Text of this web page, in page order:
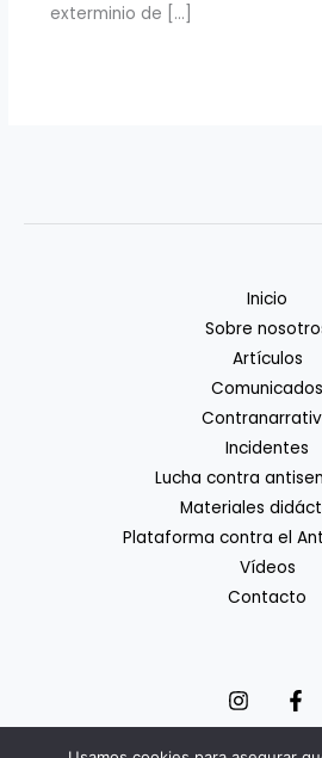
exterminio de […]
Inicio
Sobre
Artículos
Comunicados
Incidentes
Lucha contra
Materiales
Plataforma contra el
Vídeos
Contacto